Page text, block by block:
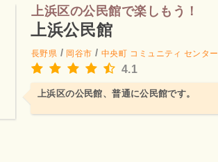
上浜区の公民館で楽しもう！
上浜公民館
長野県 / 岡谷市 / 中央町 コミュニティ センター
4.1
上浜区の公民館、普通に公民館です。